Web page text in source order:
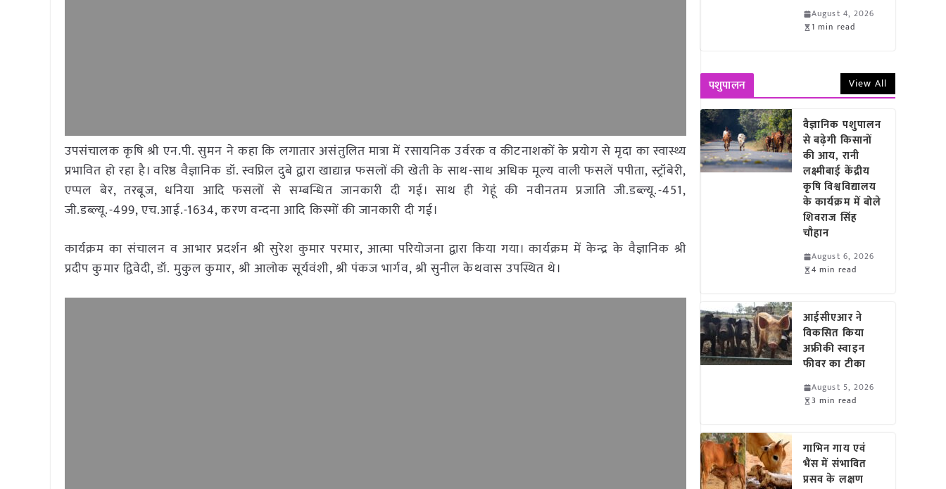
उपसंचालक कृषि श्री एन.पी. सुमन ने कहा कि लगातार असंतुलित मात्रा में रसायनिक उर्वरक व कीटनाशकों के प्रयोग से मृदा का स्वास्थ्य
प्रभावित हो रहा है। वरिष्ठ वैज्ञानिक डॉ. स्वप्निल दुबे द्वारा खाद्यान्न फसलों की खेती के साथ-साथ अधिक मूल्य वाली फसलें पपीता, स्ट्रॉबेरी,
एप्पल बेर, तरबूज, धनिया आदि फसलों से सम्बन्धित जानकारी दी गई। साथ ही गेहूं की नवीनतम प्रजाति जी.डब्ल्यू.-451,
जी.डब्ल्यू.-499, एच.आई.-1634, करण वन्दना आदि किस्मों की जानकारी दी गई।
कार्यक्रम का संचालन व आभार प्रदर्शन श्री सुरेश कुमार परमार, आत्मा परियोजना द्वारा किया गया। कार्यक्रम में केन्द्र के वैज्ञानिक श्री
प्रदीप कुमार द्विवेदी, डॉ. मुकुल कुमार, श्री आलोक सूर्यवंशी, श्री पंकज भार्गव, श्री सुनील केथवास उपस्थित थे।
August 4, 2026
1 min read
पशुपालन View All
वैज्ञानिक पशुपालन
से बढ़ेगी किसानों
की आय, रानी
लक्ष्मीबाई केंद्रीय
कृषि विश्वविद्यालय
के कार्यक्रम में बोले
शिवराज सिंह
चौहान
August 6, 2026
4 min read
आईसीएआर ने
विकसित किया
अफ्रीकी स्वाइन
फीवर का टीका
August 5, 2026
3 min read
गाभिन गाय एवं
भैंस में संभावित
प्रसव के लक्षण